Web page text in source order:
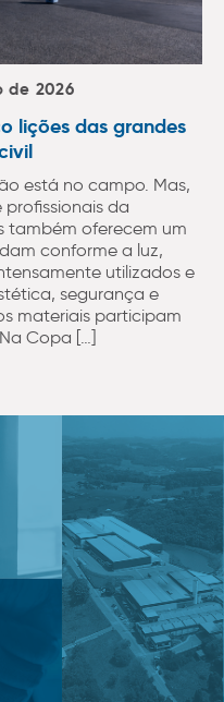
de 2026
lições das grandes
está no campo. Mas,
da
também oferecem um
conforme a luz,
utilizados e
segurança e
materiais participam
Copa […]